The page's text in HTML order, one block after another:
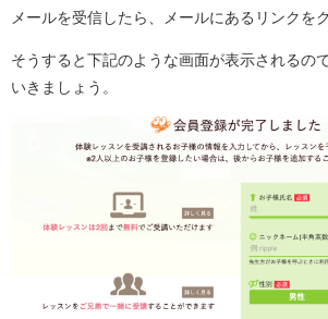
メールを受信したら、メールにあるリンクを
そうすると下記のような画面が表示されるの
いきましょう。